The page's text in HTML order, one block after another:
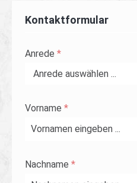
Kontaktformular
Anrede *
Vorname *
Nachname *